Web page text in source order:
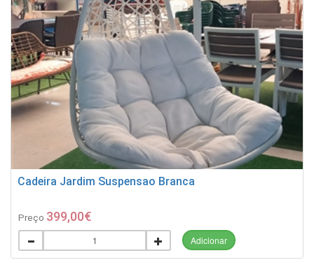
Cadeira Jardim Suspensao Branca
Preço 399,00€
Adicionar